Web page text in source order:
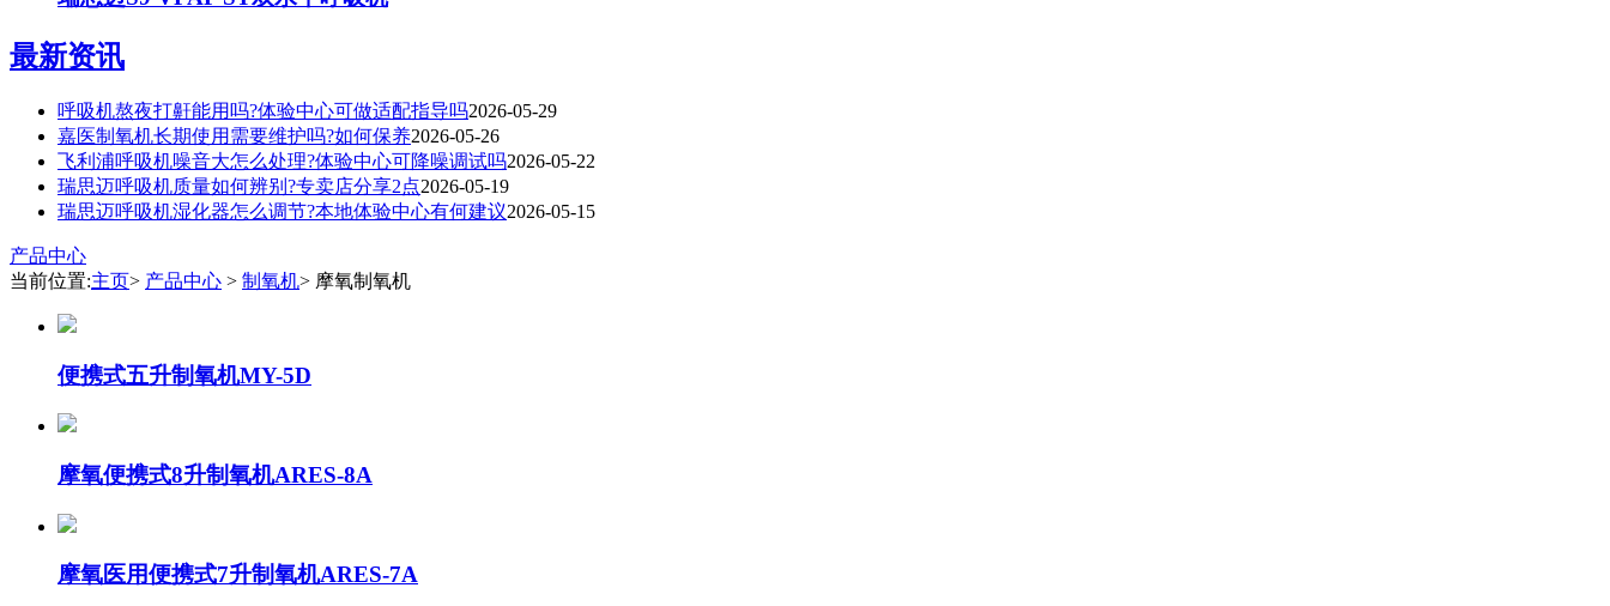
最新资讯
呼吸机熬夜打鼾能用吗?体验中心可做适配指导吗2026-05-29
嘉医制氧机长期使用需要维护吗?如何保养2026-05-26
飞利浦呼吸机噪音大怎么处理?体验中心可降噪调试吗2026-05-22
瑞思迈呼吸机质量如何辨别?专卖店分享2点2026-05-19
瑞思迈呼吸机湿化器怎么调节?本地体验中心有何建议2026-05-15
产品中心
当前位置:主页> 产品中心 > 制氧机> 摩氧制氧机
便携式五升制氧机MY-5D
摩氧便携式8升制氧机ARES-8A
摩氧医用便携式7升制氧机ARES-7A